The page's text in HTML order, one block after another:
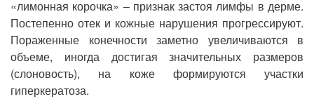
«лимонная корочка» – признак застоя лимфы в дерме.
Постепенно отек и кожные нарушения прогрессируют.
Пораженные конечности заметно увеличиваются в
объеме, иногда достигая значительных размеров
(слоновость), на коже формируются участки
гиперкератоза.